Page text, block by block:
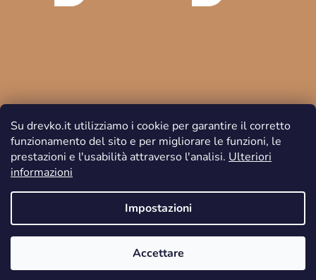
Su drevko.it utilizziamo i cookie per garantire il corretto
funzionamento del sito e per migliorare le funzioni, le
prestazioni e l'usabilità attraverso l'analisi. Ulteriori
informazioni
Impostazioni
Accettare
Creato da Shoptet